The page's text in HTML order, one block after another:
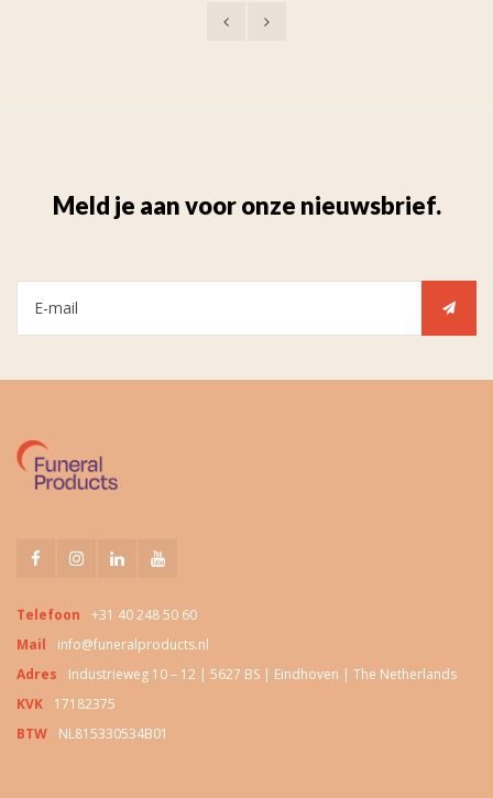
Meld je aan voor onze nieuwsbrief.
Telefoon
+31 40 248 50 60
Mail
info@funeralproducts.nl
Adres
Industrieweg 10 – 12 | 5627 BS | Eindhoven | The Netherlands
KVK
17182375
BTW
NL815330534B01